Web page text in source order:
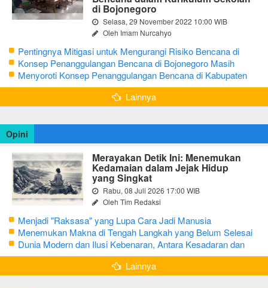
di Bojonegoro
Selasa, 29 November 2022 10:00 WIB
Oleh Imam Nurcahyo
Pentingnya Mitigasi untuk Mengurangi Risiko Bencana di
Bojonegoro
Konsep Penanggulangan Bencana di Bojonegoro Masih
Mengutamakan Tanggap Darurat
Menyoroti Konsep Penanggulangan Bencana di Kabupaten
Bojonegoro
Lainnya
Opini
Merayakan Detik Ini: Menemukan
Kedamaian dalam Jejak Hidup
yang Singkat
Rabu, 08 Juli 2026 17:00 WIB
Oleh Tim Redaksi
Menjadi "Raksasa" yang Lupa Cara Jadi Manusia
Menemukan Makna di Tengah Langkah yang Belum Selesai
Dunia Modern dan Ilusi Kebenaran, Antara Kesadaran dan
terjebak Tipu Daya
Lainnya